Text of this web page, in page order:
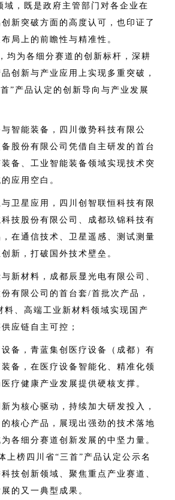
域，既是政府主管部门对各企业在
新突破方面的高度认可，也印证了
局上的前瞻性与精准性。
均为各细分赛道的创新标杆，深耕
创新与产业应用上实现多重突破，
”产品认定的创新导向与产业发展
智能装备，四川傲势科技有限公
股份有限公司凭借自主研发的首台
备、工业智能装备领域实现技术突
应用空白。
卫星应用，四川创智联恒科技有限
技股份有限公司、成都玖锦科技有
在通信技术、卫星遥感、测试测量
新，打破国外技术壁垒。
新材料，成都辰显光电有限公司、
有限公司的首台套/首批次产品，
、高端工业新材料领域实现国产
应链自主可控；
备，青蓝集创医疗设备（成都）有
备，在医疗设备智能化、精准化领
疗健康产业发展提供硬核支撑。
为核心驱动，持续加大研发投入，
核心产品，展现出强劲的技术落地
各细分赛道创新发展的中坚力量。
上榜四川省“三首”产品认定公示名
技创新领域、聚焦重点产业赛道、
的又一典型成果。